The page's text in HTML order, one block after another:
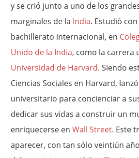
y se crió junto a uno de los
marginales de la India. Estudió
bachillerato internacional, en
Unido de la India, como la carrera
Universidad de Harvard. Siendo
Ciencias Sociales en Harvard,
universitario para concienciar a
dedicar sus vidas a construir un
enriquecerse enWall Street. Este
aparecer, con tan sólo veintiún